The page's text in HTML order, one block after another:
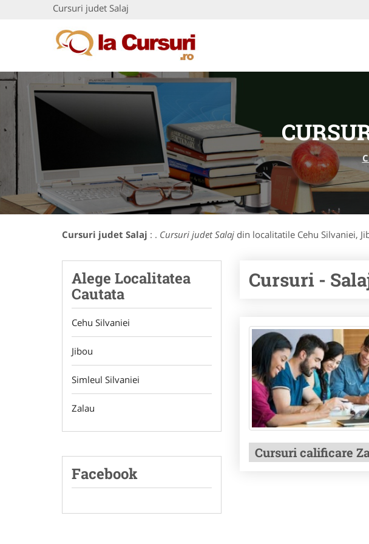
Cursuri judet Salaj
Cursuri judet Salaj : . Cursuri judet Salaj din localitatile Cehu Silvaniei,
Alege Localitatea
Cautata
Cehu Silvaniei
Jibou
Simleul Silvaniei
Zalau
Facebook
Cursuri -
Cursuri calificare